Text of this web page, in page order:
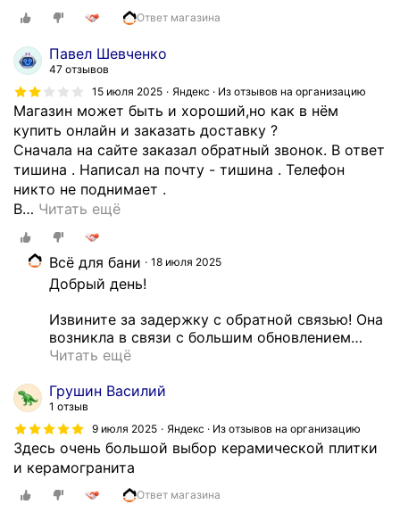
о
ж
н
о
п
а
н
б
т
ц
Ответ магазина
Павел Шевченко
47 отзывов
15 июля 2025
Яндекс · Из отзывов на организацию
Магазин может быть и хороший,но как в нём
купить онлайн и заказать доставку ?
Сначала на сайте заказал обратный звонок. В ответ
тишина . Написал на почту - тишина . Телефон
никто не поднимает .
В… Читать ещё
Всё для бани 18 июля 2025
Добрый день!
Извините за задержку с обратной связью! Она
возникла в связи с большим обновлением…
Читать ещё
Грушин Василий
1 отзыв
9 июля 2025
Яндекс · Из отзывов на организацию
Здесь очень большой выбор керамической плитки
и керамогранита
Ответ магазина